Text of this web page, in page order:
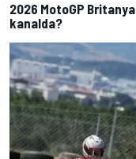
2026 MotoGP
kanalda?